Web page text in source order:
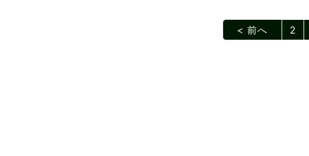
< 前へ 2